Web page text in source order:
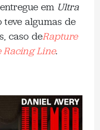
em Ultra
algumas de
caso deRapture
Racing Line.